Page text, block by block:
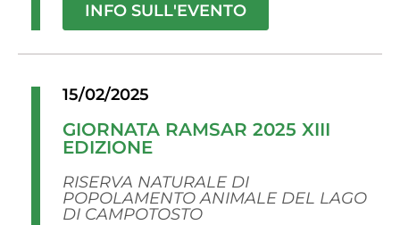
INFO SULL'EVENTO
15/02/2025
GIORNATA RAMSAR 2025 XIII
EDIZIONE
RISERVA NATURALE DI
POPOLAMENTO ANIMALE DEL LAGO
DI CAMPOTOSTO